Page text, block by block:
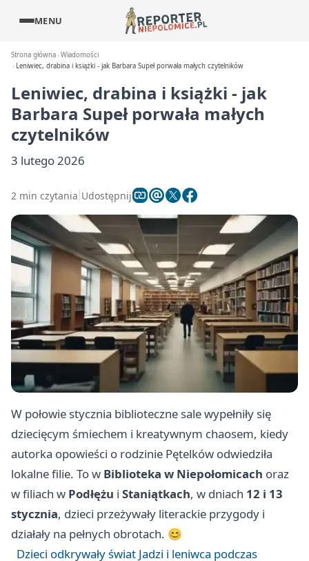
MENU
Strona główna Wiadomości
Leniwiec, drabina i książki - jak Barbara Supeł porwała małych czytelników
Leniwiec, drabina i książki - jak
Barbara Supeł porwała małych
czytelników
3 lutego 2026
2 min czytania Udostępnij
W połowie stycznia biblioteczne sale wypełniły się
dziecięcym śmiechem i kreatywnym chaosem, kiedy
autorka opowieści o rodzinie Pętelków odwiedziła
lokalne filie. To w Biblioteka w Niepołomicach oraz
w filiach w Podłężu i Staniątkach, w dniach 12 i 13
stycznia, dzieci przeżywały literackie przygody i
działały na pełnych obrotach. 😊
Dzieci odkrywały świat Jadzi i leniwca podczas